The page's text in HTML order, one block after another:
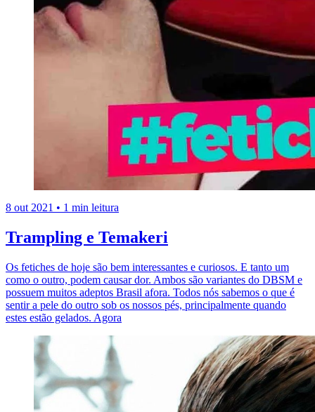
8 out 2021 • 1 min leitura
Trampling e Temakeri
Os fetiches de hoje são bem interessantes e curiosos. E tanto um
como o outro, podem causar dor. Ambos são variantes do DBSM e
possuem muitos adeptos Brasil afora. Todos nós sabemos o que é
sentir a pele do outro sob os nossos pés, principalmente quando
estes estão gelados. Agora